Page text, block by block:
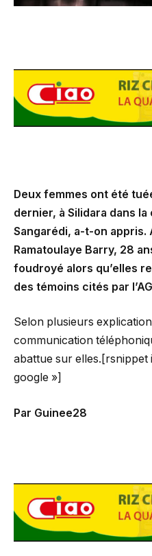
Deux femmes ont été
dernier, à Silidara dans
Sangarédi, a-t-on appris.
Ramatoulaye Barry, 28
foudroyé alors qu’elles
des témoins cités par
Selon plusieurs
communication
abattue sur elles.[rsnippet
google »]
Par Guinee28